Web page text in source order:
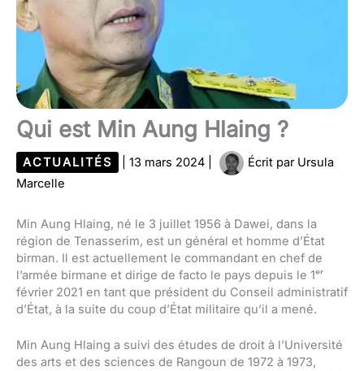
Qui est Min Aung Hlaing ?
ACTUALITÉS 13 mars 2024 Écrit par Ursula
Marcelle
Min Aung Hlaing, né le 3 juillet 1956 à Dawei, dans la
région de Tenasserim, est un général et homme d’État
birman. Il est actuellement le commandant en chef de
l’armée birmane et dirige de facto le pays depuis le 1ᵉʳ
février 2021 en tant que président du Conseil administratif
d’État, à la suite du coup d’État militaire qu’il a mené.
Min Aung Hlaing a suivi des études de droit à l’Université
des arts et des sciences de Rangoun de 1972 à 1973,